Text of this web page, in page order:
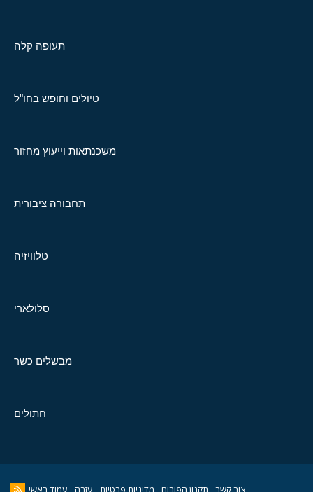
תעופה קלה
טיולים וחופש בחו"ל
משכנתאות וייעוץ מחזור
תחבורה ציבורית
טלוויזיה
סלולארי
מבשלים כשר
חתולים
צור קשר תקנון הפורום מדיניות פרטיות עזרה עמוד ראשי